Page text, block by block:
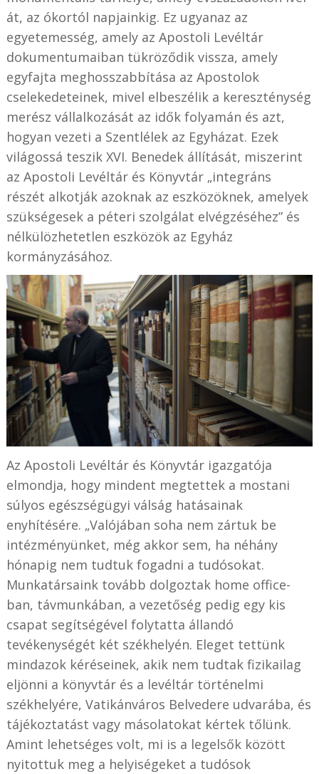
át, az ókortól napjainkig. Ez ugyanaz az
egyetemesség, amely az Apostoli Levéltár
dokumentumaiban tükröződik vissza, amely
egyfajta meghosszabbítása az Apostolok
cselekedeteinek, mivel elbeszélik a kereszténység
merész vállalkozását az idők folyamán és azt,
hogyan vezeti a Szentlélek az Egyházat. Ezek
világossá teszik XVI. Benedek állítását, miszerint
az Apostoli Levéltár és Könyvtár „integráns
részét alkotják azoknak az eszközöknek, amelyek
szükségesek a péteri szolgálat elvégzéséhez” és
nélkülözhetetlen eszközök az Egyház
kormányzásához.
Az Apostoli Levéltár és Könyvtár igazgatója
elmondja, hogy mindent megtettek a mostani
súlyos egészségügyi válság hatásainak
enyhítésére. „Valójában soha nem zártuk be
intézményünket, még akkor sem, ha néhány
hónapig nem tudtuk fogadni a tudósokat.
Munkatársaink tovább dolgoztak home office-
ban, távmunkában, a vezetőség pedig egy kis
csapat segítségével folytatta állandó
tevékenységét két székhelyén. Eleget tettünk
mindazok kéréseinek, akik nem tudtak fizikailag
eljönni a könyvtár és a levéltár történelmi
székhelyére, Vatikánváros Belvedere udvarába, és
tájékoztatást vagy másolatokat kértek tőlünk.
Amint lehetséges volt, mi is a legelsők között
nyitottuk meg a helyiségeket a tudósok